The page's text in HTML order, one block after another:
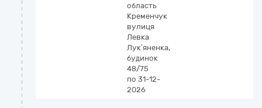
область
Кременчук
вулиця
Левка
Лук’яненка,
будинок
48/75
по 31-12-
2026